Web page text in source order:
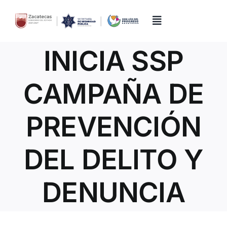
content
Toggle
Directorio
Quiénes Somos
Trámites y Servicios
Transparencia
INICIA SSP
CAMPAÑA DE
PREVENCIÓN
DEL DELITO Y
DENUNCIA